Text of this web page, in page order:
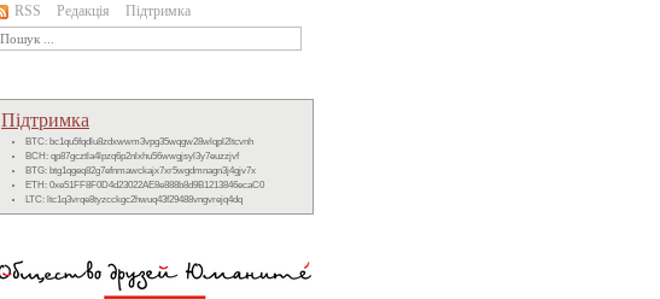
RSS Редакція Підтримка
Підтримка
BTC: bc1qu5fqdlu8zdxwwm3vpg35wqgw28wlqpl2ltcvnh
BCH: qp87gcztla4lpzq6p2nlxhu56wwgjsyl3y7euzzjvf
BTG: btg1qgeq82g7efnmawckajx7xr5wgdmnagn3j4gjv7x
ETH: 0xe51FF8F0D4d23022AE8e888b8d9B1213846ecaC0
LTC: ltc1q3vrqe8tyzcckgc2hwuq43f29488vngvrejq4dq